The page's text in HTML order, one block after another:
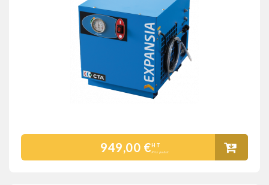
949,00 €HT
Prix public